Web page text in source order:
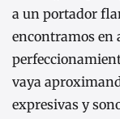
a un portador
encontramos en
vaya
expresivas y